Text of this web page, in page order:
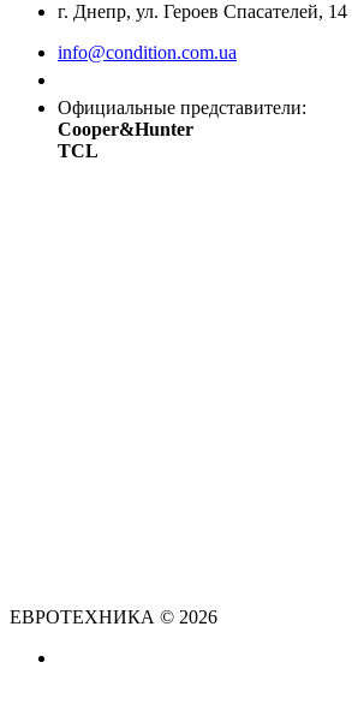
г. Днепр, ул. Героев Спасателей, 14
info@condition.com.ua
Официальные представители:
Cooper&Hunter
TCL
ЕВРОТЕХНИКА © 2026